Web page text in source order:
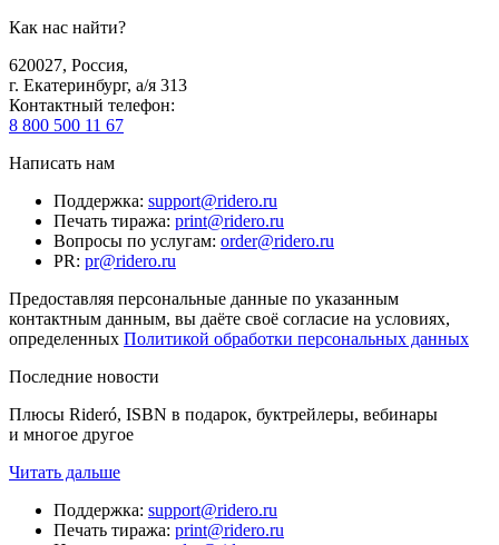
Как нас найти?
620027, Россия,
г. Екатеринбург, а/я 313
Контактный телефон:
8 800 500 11 67
Написать нам
Поддержка: support@ridero.ru
Печать тиража: print@ridero.ru
Вопросы по услугам: order@ridero.ru
PR: pr@ridero.ru
Предоставляя персональные данные по указанным
контактным данным, вы даёте своё согласие на условиях,
определенных Политикой обработки персональных данных
Последние новости
Плюсы Rideró, ISBN в подарок, буктрейлеры, вебинары
и многое другое
Читать дальше
Поддержка: support@ridero.ru
Печать тиража: print@ridero.ru